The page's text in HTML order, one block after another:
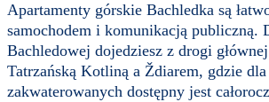
Apartamenty górskie Bachledka są
samochodem i komunikacją publiczną.
Bachledowej dojedziesz z drogi
Tatrzańską Kotliną a Ždiarem, gdzie
zakwaterowanych dostępny jest